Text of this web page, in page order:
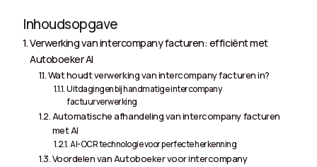
Inhoudsopgave
Verwerking van intercompany facturen: efficiënt met
Autoboeker AI
Wat houdt verwerking van intercompany facturen in?
Uitdagingen bij handmatige intercompany
factuurverwerking
Automatische afhandeling van intercompany facturen
met AI
AI-OCR technologie voor perfecte herkenning
Voordelen van Autoboeker voor intercompany